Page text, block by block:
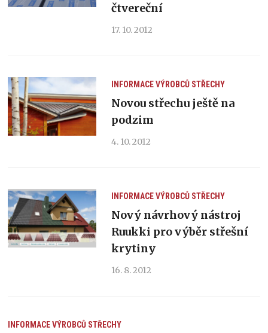
čtvereční
17. 10. 2012
INFORMACE VÝROBCŮ STŘECHY
Novou střechu ještě na
podzim
4. 10. 2012
INFORMACE VÝROBCŮ STŘECHY
Nový návrhový nástroj
Ruukki pro výběr střešní
krytiny
16. 8. 2012
INFORMACE VÝROBCŮ STŘECHY